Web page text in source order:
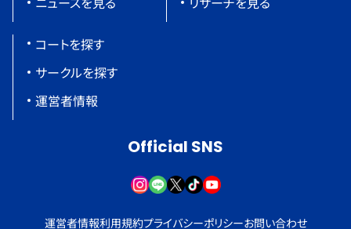
コートを探す
サークルを探す
運営者情報
Official SNS
運営者情報利用規約プライバシーポリシーお問い合わせ